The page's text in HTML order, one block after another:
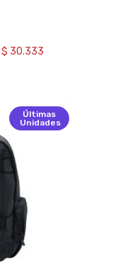
$ 30.333
Últimas
Unidades